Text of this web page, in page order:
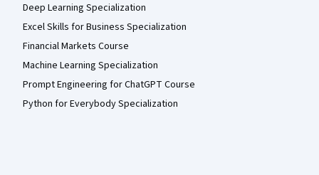
Deep Learning Specialization
Excel Skills for Business Specialization
Financial Markets Course
Machine Learning Specialization
Prompt Engineering for ChatGPT Course
Python for Everybody Specialization